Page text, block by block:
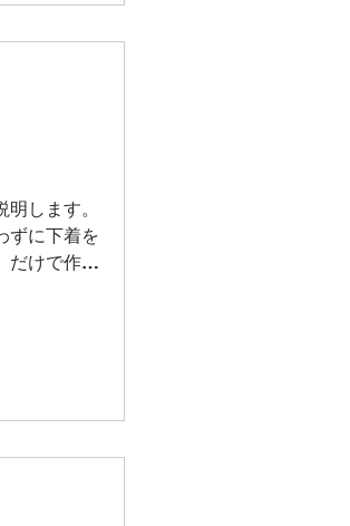
します。
ずに下着を
だけで作り